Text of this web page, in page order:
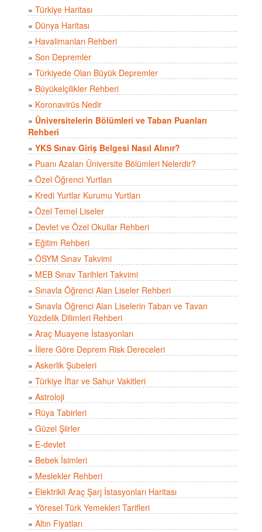
» Türkiye Haritası
» Dünya Haritası
» Havalimanları Rehberi
» Son Depremler
» Türkiyede Olan Büyük Depremler
» Büyükelçilikler Rehberi
» Koronavirüs Nedir
» Üniversitelerin Bölümleri ve Taban Puanları
Rehberi
» YKS Sınav Giriş Belgesi Nasıl Alınır?
» Puanı Azalan Üniversite Bölümleri Nelerdir?
» Özel Öğrenci Yurtları
» Kredi Yurtlar Kurumu Yurtları
» Özel Temel Liseler
» Devlet ve Özel Okullar Rehberi
» Eğitim Rehberi
» ÖSYM Sınav Takvimi
» MEB Sınav Tarihleri Takvimi
» Sınavla Öğrenci Alan Liseler Rehberi
» Sınavla Öğrenci Alan Liselerin Taban ve Tavan
Yüzdelik Dilimleri Rehberi
» Araç Muayene İstasyonları
» İllere Göre Deprem Risk Dereceleri
» Askerlik Şubeleri
» Türkiye İftar ve Sahur Vakitleri
» Astroloji
» Rüya Tabirleri
» Güzel Şiirler
» E-devlet
» Bebek İsimleri
» Meslekler Rehberi
» Elektrikli Araç Şarj İstasyonları Haritası
» Yöresel Türk Yemekleri Tarifleri
» Altın Fiyatları